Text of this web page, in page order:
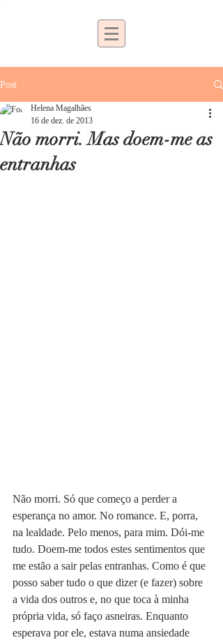
Post
Não morri. Mas doem-me as
entranhas
Helena Magalhães
16 de dez. de 2013
Não morri. Só que começo a perder a
esperança no amor. No romance. E, porra,
na lealdade. Pelo menos, para mim. Dói-me
tudo. Doem-me todos estes sentimentos que
me estão a sair pelas entranhas. Como é que
posso saber tudo o que dizer (e fazer) sobre
a vida dos outros e, no que toca à minha
própria vida, só faço asneiras. Enquanto
esperava por ele, estava numa ansiedade